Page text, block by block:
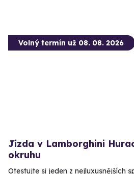
Volný termín už 08. 08. 2026
Jízda v Lamborghini
okruhu
Otestujte si jeden z nejluxusnějších